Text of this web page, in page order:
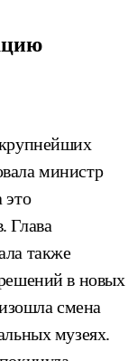
министр
это
Глава
также
в новых
смена
музеях.